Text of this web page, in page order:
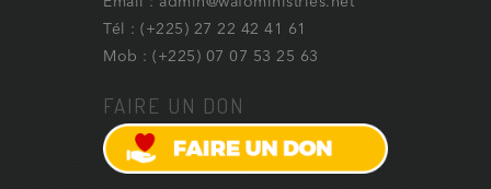
Tél : (+225) 27 22 42 41 61
Mob : (+225) 07 07 53 25 63
FAIRE UN DON